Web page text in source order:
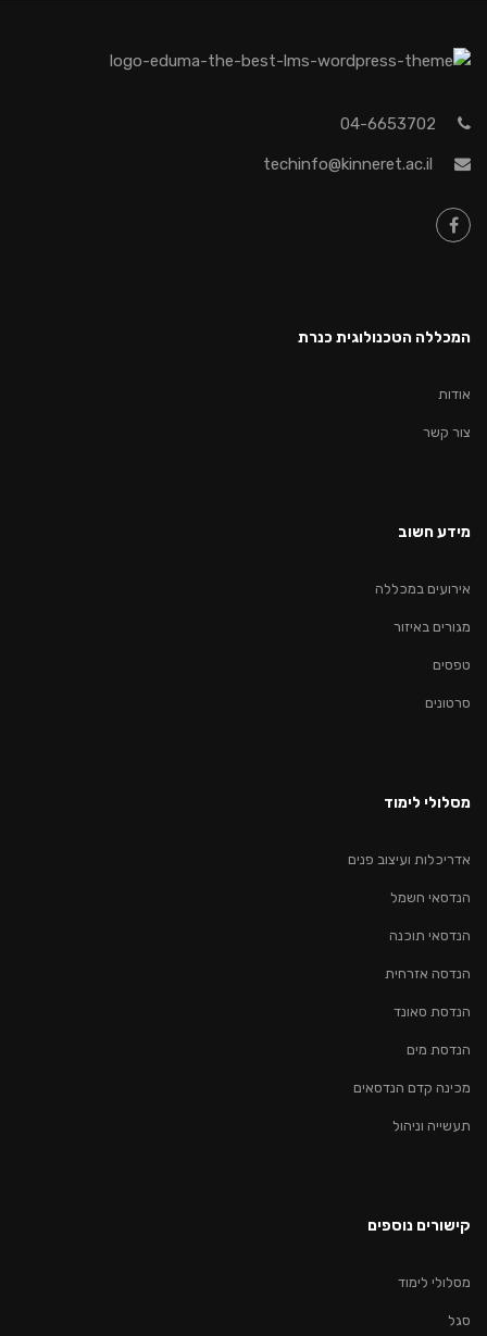
04-6653702
techinfo@kinneret.ac.il
המכללה הטכנולוגית כנרת
אודות
צור קשר
מידע חשוב
אירועים במכללה
מגורים באיזור
טפסים
סרטונים
מסלולי לימוד
אדריכלות ועיצוב פנים
הנדסאי חשמל
הנדסאי תוכנה
הנדסה אזרחית
הנדסת סאונד
הנדסת מים
מכינה קדם הנדסאים
תעשייה וניהול
קישורים נוספים
מסלולי לימוד
סגל